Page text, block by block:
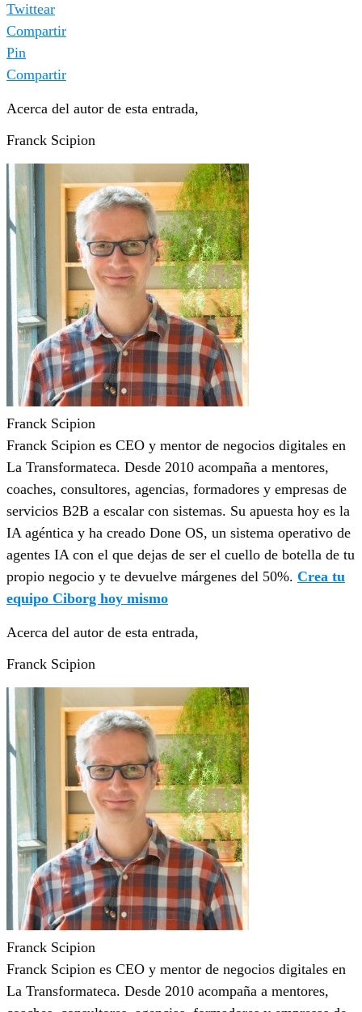
Twittear
Compartir
Pin
Compartir
Acerca del autor de esta entrada,
Franck Scipion
Franck Scipion
Franck Scipion es CEO y mentor de negocios digitales en
La Transformateca. Desde 2010 acompaña a mentores,
coaches, consultores, agencias, formadores y empresas de
servicios B2B a escalar con sistemas. Su apuesta hoy es la
IA agéntica y ha creado Done OS, un sistema operativo de
agentes IA con el que dejas de ser el cuello de botella de tu
propio negocio y te devuelve márgenes del 50%. Crea tu
equipo Ciborg hoy mismo
Acerca del autor de esta entrada,
Franck Scipion
Franck Scipion
Franck Scipion es CEO y mentor de negocios digitales en
La Transformateca. Desde 2010 acompaña a mentores,